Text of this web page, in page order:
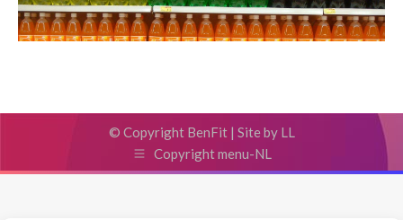
© Copyright BenFit | Site by LL
Copyright menu-NL